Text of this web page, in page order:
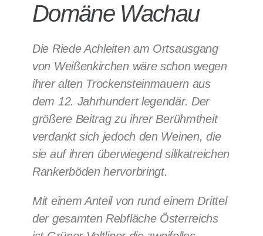
Domäne Wachau
Die Riede Achleiten am Ortsausgang
von Weißenkirchen wäre schon wegen
ihrer alten Trockensteinmauern aus
dem 12. Jahrhundert legendär. Der
größere Beitrag zu ihrer Berühmtheit
verdankt sich jedoch den Weinen, die
sie auf ihren überwiegend silikatreichen
Rankerböden hervorbringt.
Mit einem Anteil von rund einem Drittel
der gesamten Rebfläche Österreichs